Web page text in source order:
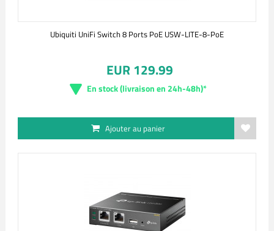
Ubiquiti UniFi Switch 8 Ports PoE USW-LITE-8-PoE
EUR 129.99
En stock (livraison en 24h-48h)*
Ajouter au panier